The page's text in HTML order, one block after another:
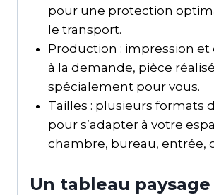
pour une protection
le transport.
Production : impression et
à la demande, pièce
spécialement pour vous.
Tailles : plusieurs formats
pour s’adapter à votre
chambre, bureau, entrée,
Un tableau